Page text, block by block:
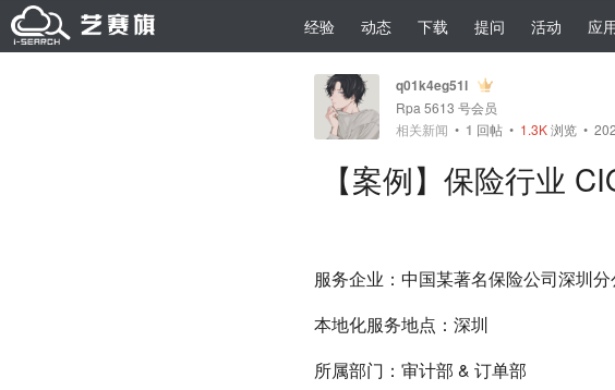
经验 动态 下载 提问 活动 应
q01k4eg51l
Rpa 5613 号会员
相关新闻 • 1 回帖 • 1.3K浏览 •
【案例】保险行业
服务企业：中国某著名保险公司深圳分
本地化服务地点：深圳
所属部门：审计部 & 订单部